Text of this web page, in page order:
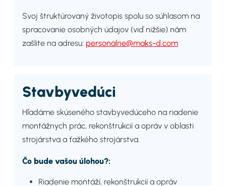
Svoj štruktúrovaný životopis spolu so súhlasom na
spracovanie osobných údajov (viď nižšie) nám
zašlite na adresu: personalne@maks-d.com
Stavbyvedúci
Hľadáme skúseného stavbyvedúceho na riadenie
montážnych prác, rekonštrukcií a opráv v oblasti
strojárstva a ťažkého strojárstva.
Čo bude vašou úlohou?:
Riadenie montáží, rekonštrukcií a opráv